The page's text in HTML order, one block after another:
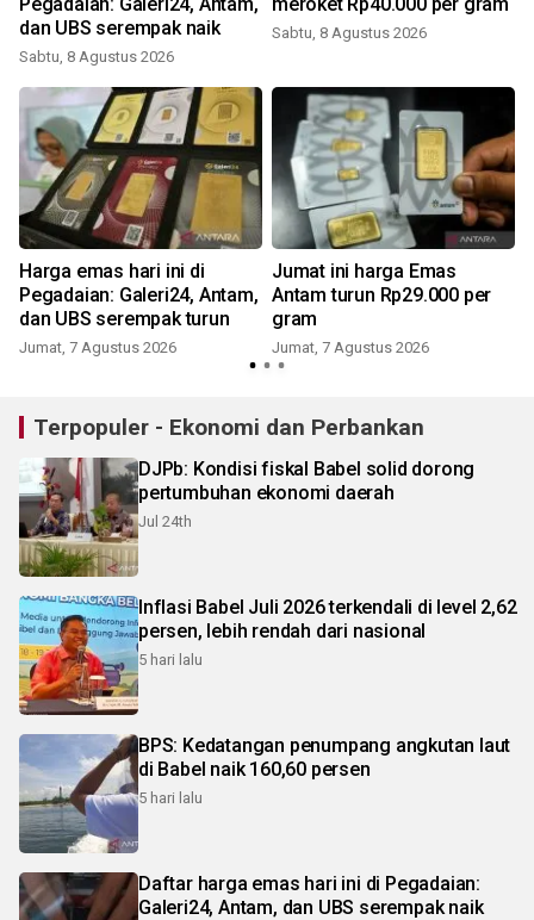
dan UBS serempak naik
Sabtu, 8 Agustus 2026
Sabtu, 8 Agustus 2026
Harga emas hari ini di
Pegadaian: Galeri24, Antam,
dan UBS serempak turun
Jumat, 7 Agustus 2026
Jumat ini harga Emas
Antam turun Rp29.000 per
gram
Jumat, 7 Agustus 2026
Terpopuler - Ekonomi dan Perbankan
DJPb: Kondisi fiskal Babel solid dorong
pertumbuhan ekonomi daerah
Jul 24th
Inflasi Babel Juli 2026 terkendali di level 2,62
persen, lebih rendah dari nasional
5 hari lalu
BPS: Kedatangan penumpang angkutan laut
di Babel naik 160,60 persen
5 hari lalu
Daftar harga emas hari ini di Pegadaian:
Galeri24, Antam, dan UBS serempak naik